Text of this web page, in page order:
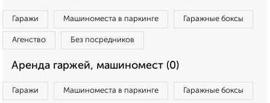
Гаражи Машиноместа в паркинге Гаражные боксы
Агенство Без посредников
Аренда гаржей, машиномест (0)
Гаражи Машиноместа в паркинге Гаражные боксы